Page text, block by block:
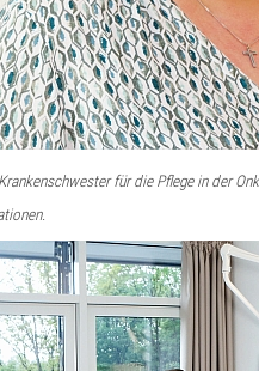
für die Pflege in der